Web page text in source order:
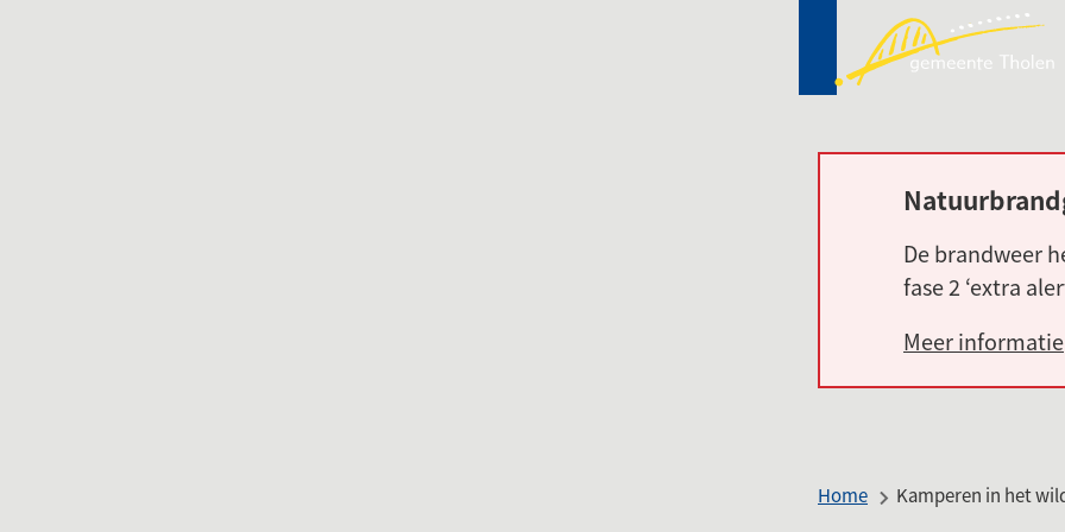
Mijn
Alarm:
De brandweer
fase 2 ‘extra
Meer informatie
Home Kamperen in het